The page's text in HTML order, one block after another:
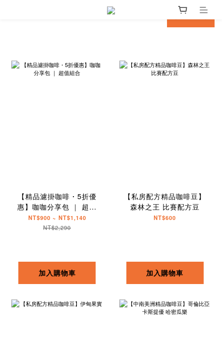
next
【精品濾掛咖啡・5折優
惠】咖咖分享包 ｜ 超值
組合
NT$900 ~ NT$1,140
NT$2,290
加入購物車
【私房配方精品咖啡豆】
森林之王 比賽配方豆
NT$600
加入購物車